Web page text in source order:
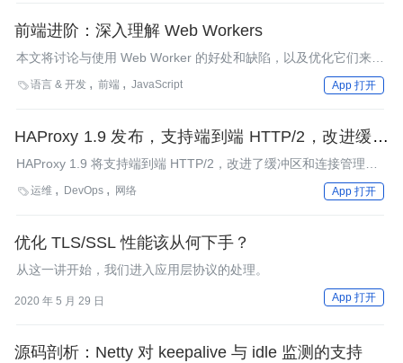
前端进阶：深入理解 Web Workers
本文将讨论与使用 Web Worker 的好处和缺陷，以及优化它们来提
升性能的策略。
语言 & 开发 前端 JavaScript App 打开
HAProxy 1.9 发布，支持端到端 HTTP/2，改进缓冲
区和连接管理
HAProxy 1.9 将支持端到端 HTTP/2，改进了缓冲区和连接管理，
更新了 Runtime API 和小对象缓存，提供了新的随机负载均衡算
法，甚至通过 Runtime API 和新的 Fetch 获得更好的可观察性。
运维 DevOps 网络 App 打开
优化 TLS/SSL 性能该从何下手？
从这一讲开始，我们进入应用层协议的处理。
2020 年 5 月 29 日 App 打开
源码剖析：Netty 对 keepalive 与 idle 监测的支持